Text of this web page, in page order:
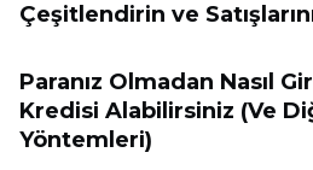
Çeşitlendirin ve
Paranız Olmadan Nasıl
Kredisi Alabilirsiniz (Ve
Yöntemleri)